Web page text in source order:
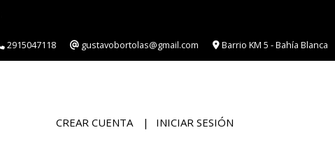
2915047118 gustavobortolas@gmail.com Barrio KM 5 - Bahía Blanca
CREAR CUENTA INICIAR SESIÓN